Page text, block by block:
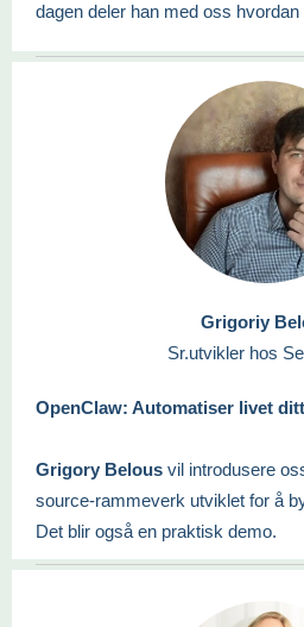
dagen deler han med oss hvordan
Grigoriy
Sr.utvikler hos
OpenClaw: Automatiser livet ditt
Grigory Belous vil introdusere
source-rammeverk utviklet for å
Det blir også en praktisk demo.